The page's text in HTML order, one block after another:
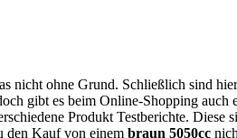
ohne Grund. Schließlich sind
gibt es beim Online-Shopping
Produkt Testberichte.
den Kauf von einem braun 5050cc